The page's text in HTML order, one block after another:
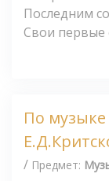
Последним
Свои первые
По
/ Предмет: